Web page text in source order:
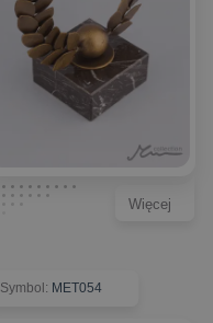
Więcej
Symbol: MET054